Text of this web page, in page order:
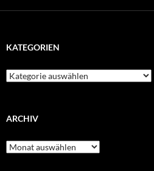
KATEGORIEN
Kategorien
ARCHIV
Archiv